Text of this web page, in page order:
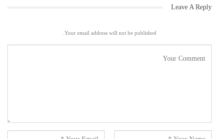
Leave A Reply
Your email address will not be published.